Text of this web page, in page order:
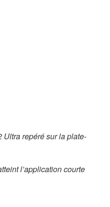
Ultra repéré sur la plate-
l’application courte